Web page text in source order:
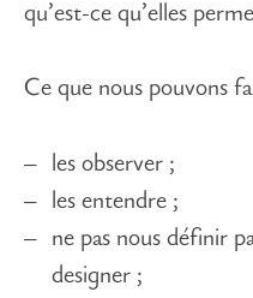
qu’est-ce qu’elles
Ce que nous pouvons
les observer ;
les entendre ;
ne pas nous définir
designer ;